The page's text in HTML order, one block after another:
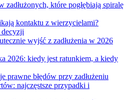
zadłużonych, które pogłębiają spiralę
kontaktu z wierzycielami?
decyzji
wyjść z zadłużenia w 2026
2026: kiedy jest ratunkiem, a kiedy
prawne błędów przy zadłużeniu
najczęstsze przypadki i